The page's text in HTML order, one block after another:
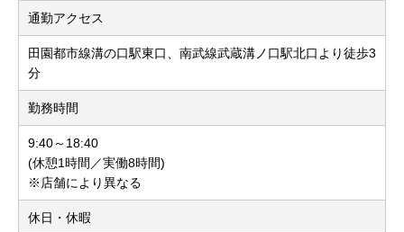
通勤アクセス
田園都市線溝の口駅東口、南武線武蔵溝ノ口駅北口より徒歩3
分
勤務時間
9:40～18:40
(休憩1時間／実働8時間)
※店舗により異なる
休日・休暇